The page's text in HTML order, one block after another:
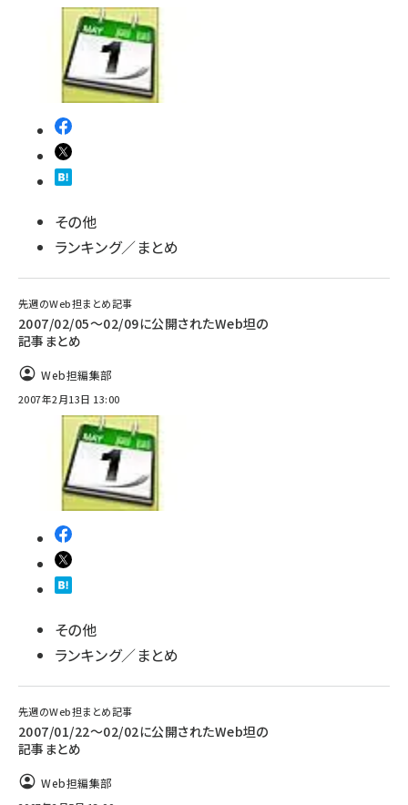
その他
ランキング／まとめ
先週のWeb担まとめ記事
2007/02/05〜02/09に公開されたWeb坦の
記事まとめ
Web担編集部
2007年2月13日 13:00
その他
ランキング／まとめ
先週のWeb担まとめ記事
2007/01/22〜02/02に公開されたWeb坦の
記事まとめ
Web担編集部